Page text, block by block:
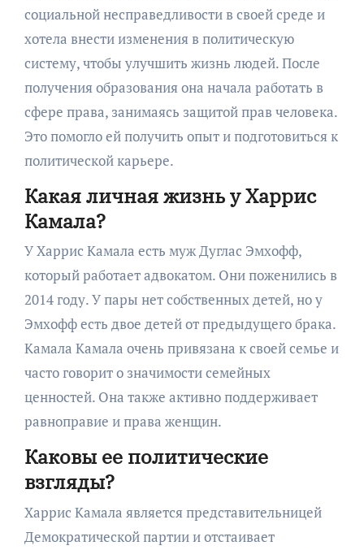
социальной несправедливости в своей среде и
хотела внести изменения в политическую
систему, чтобы улучшить жизнь людей. После
получения образования она начала работать в
сфере права, занимаясь защитой прав человека.
Это помогло ей получить опыт и подготовиться к
политической карьере.
Какая личная жизнь у Харрис
Камала?
У Харрис Камала есть муж Дуглас Эмхофф,
который работает адвокатом. Они поженились в
2014 году. У пары нет собственных детей, но у
Эмхофф есть двое детей от предыдущего брака.
Камала Камала очень привязана к своей семье и
часто говорит о значимости семейных
ценностей. Она также активно поддерживает
равноправие и права женщин.
Каковы ее политические
взгляды?
Харрис Камала является представительницей
Демократической партии и отстаивает